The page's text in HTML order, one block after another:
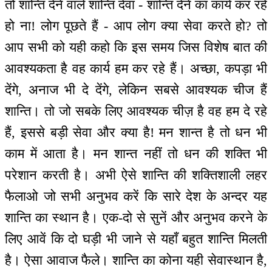
तो शान्ति देने वाले शान्ति देवा - शान्ति देने का कार्य कर रहे
हो ना! लोग पूछते हैं - आप लोग क्या सेवा करते हो? तो
आप सभी को यही कहो कि इस समय जिस विशेष बात की
आवश्यकता है वह कार्य हम कर रहे हैं। अच्छा, कपड़ा भी
देंगे, अनाज भी दे देंगे, लेकिन सबसे आवश्यक चीज हैं
शान्ति। तो जो सबके लिए आवश्यक चीज़ है वह हम दे रहे
हैं, इससे बड़ी सेवा और क्या है! मन शान्त है तो धन भी
काम में आता है। मन शान्त नहीं तो धन की शक्ति भी
परेशान करती है। अभी ऐसे शान्ति की शक्तिशाली लहर
फैलाओ जो सभी अनुभव करें कि सारे देश के अन्दर यह
शान्ति का स्थान है। एक-दो से सुनें और अनुभव करने के
लिए आवें कि दो घड़ी भी जाने से यहाँ बहुत शान्ति मिलती
है। ऐसा आवाज फैले। शान्ति का कोना यही सेवास्थान है,